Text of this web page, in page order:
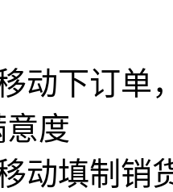
动下订单
度
动填制销